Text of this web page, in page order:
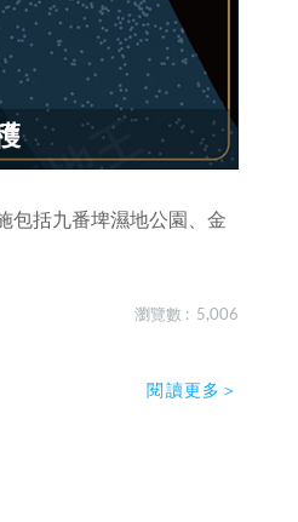
包括九番埤濕地公園、金
瀏覽數 : 5,006
閱讀更多＞